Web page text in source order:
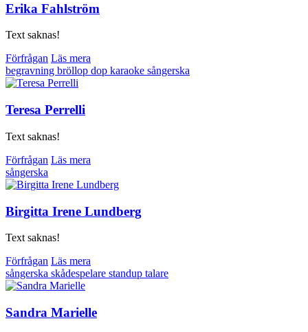
Erika Fahlström
Text saknas!
Förfrågan Läs mera
begravning bröllop dop karaoke sångerska
Teresa Perrelli
Text saknas!
Förfrågan Läs mera
sångerska
Birgitta Irene Lundberg
Text saknas!
Förfrågan Läs mera
sångerska skådespelare standup talare
Sandra Marielle